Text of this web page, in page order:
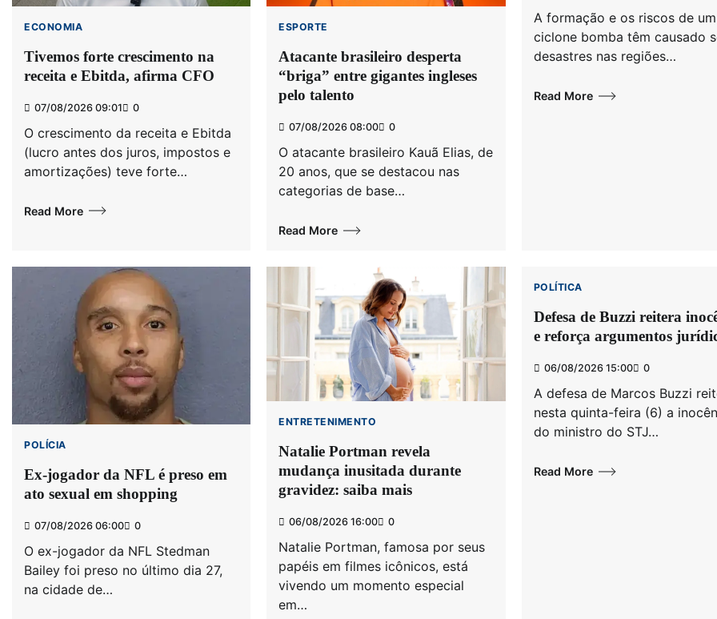
ECONOMIA
Tivemos forte crescimento na
receita e Ebitda, afirma CFO
07/08/2026 09:01 0
O crescimento da receita e Ebitda
(lucro antes dos juros, impostos e
amortizações) teve forte…
Read More
ESPORTE
Atacante brasileiro desperta
“briga” entre gigantes ingleses
pelo talento
07/08/2026 08:00 0
O atacante brasileiro Kauã Elias, de
20 anos, que se destacou nas
categorias de base…
Read More
A formação e os riscos de um
ciclone bomba têm causado
desastres nas regiões…
Read More
POLÍCIA
Ex-jogador da NFL é preso em
ato sexual em shopping
07/08/2026 06:00 0
O ex-jogador da NFL Stedman
Bailey foi preso no último dia 27,
na cidade de…
ENTRETENIMENTO
Natalie Portman revela
mudança inusitada durante
gravidez: saiba mais
06/08/2026 16:00 0
Natalie Portman, famosa por seus
papéis em filmes icônicos, está
vivendo um momento especial
em…
POLÍTICA
Defesa de Buzzi reitera
e reforça argumentos
06/08/2026 15:00 0
A defesa de Marcos Buzzi
nesta quinta-feira (6) a
do ministro do STJ…
Read More
Esporte
Como River Plate virou potência para
enfrentar o Flamengo
04/08/2026 09:00 0